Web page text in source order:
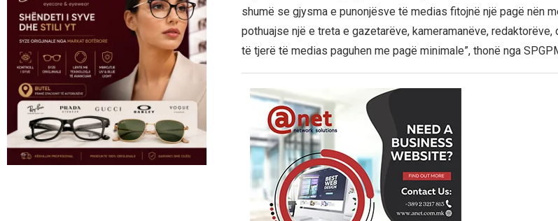
shumë se gjysma e punonjësve të medias fitojnë një pagë nën
pothuajse një e treta e gazetarëve, kameramanëve,
të tjerë të medias paguhen me pagë minimale”, thonë nga